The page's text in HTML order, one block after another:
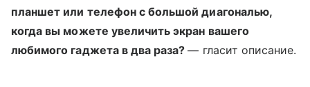
планшет или телефон с большой диагональю,
когда вы можете увеличить экран вашего
любимого гаджета в два раза?— гласит описание.